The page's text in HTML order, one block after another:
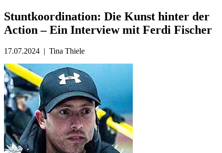
Stuntkoordination: Die Kunst hinter der
Action – Ein Interview mit Ferdi Fischer
17.07.2024 | Tina Thiele